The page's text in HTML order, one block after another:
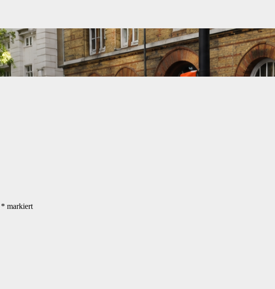
* markiert